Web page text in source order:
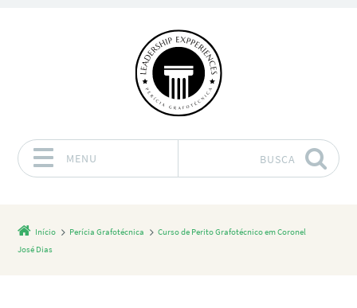
MENU BUSCA
Início Perícia Grafotécnica
Curso de Perito Grafotécnico em Coronel
José Dias